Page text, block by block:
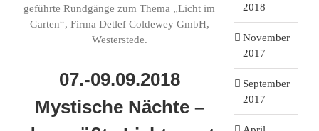
geführte Rundgänge zum Thema „Licht im
Garten“, Firma Detlef Coldewey GmbH,
Westerstede.
07.-09.09.2018
Mystische Nächte –
2018
November
2017
September
2017